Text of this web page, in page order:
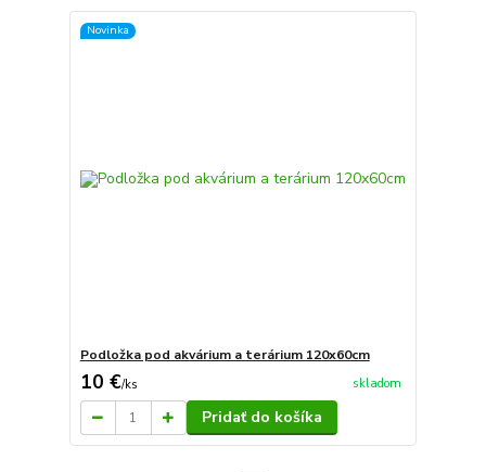
Novinka
Podložka pod akvárium a terárium 120x60cm
10 €/ks skladom
Pridať do košíka